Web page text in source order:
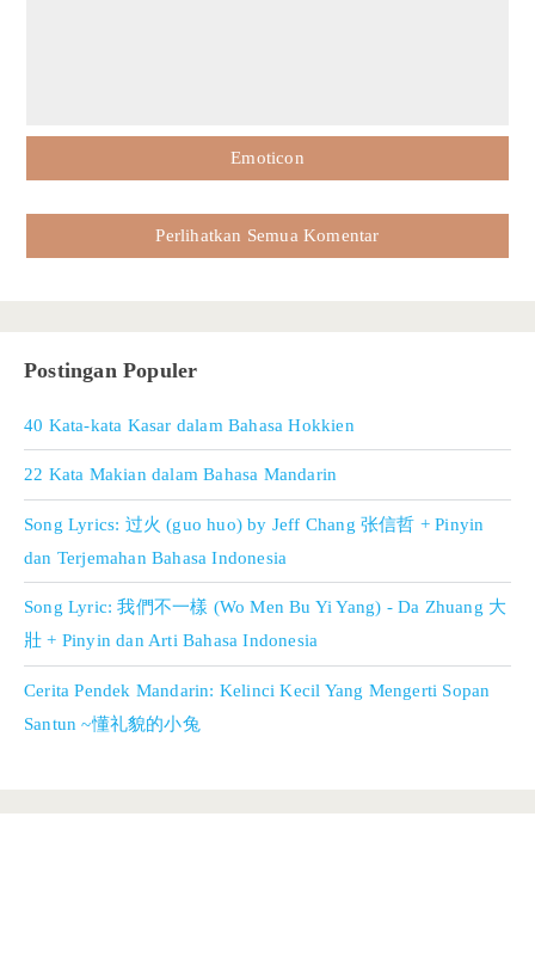
Emoticon
Perlihatkan Semua Komentar
Postingan Populer
40 Kata-kata Kasar dalam Bahasa Hokkien
22 Kata Makian dalam Bahasa Mandarin
Song Lyrics: 过火 (guo huo) by Jeff Chang 张信哲 + Pinyin
dan Terjemahan Bahasa Indonesia
Song Lyric: 我們不一樣 (Wo Men Bu Yi Yang) - Da Zhuang 大
壯 + Pinyin dan Arti Bahasa Indonesia
Cerita Pendek Mandarin: Kelinci Kecil Yang Mengerti Sopan
Santun ~懂礼貌的小兔